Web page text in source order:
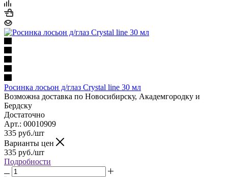
Росинка лосьон д/глаз Crystal line 30 мл
Возможна доставка по Новосибирску, Академгородку и
Бердску
Достаточно
Арт.: 00010909
335 руб./шт
Варианты цен
335 руб./шт
Подробности